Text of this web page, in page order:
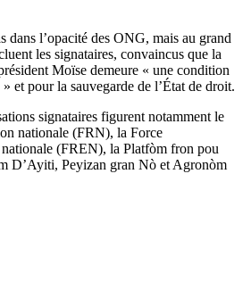
dans l’opacité des ONG, mais au grand
les signataires, convaincus que la
Moïse demeure « une condition
et pour la sauvegarde de l’État de droit.
signataires figurent notamment le
nationale (FRN), la Force
(FREN), la Platfòm fron pou
D’Ayiti, Peyizan gran Nò et Agronòm